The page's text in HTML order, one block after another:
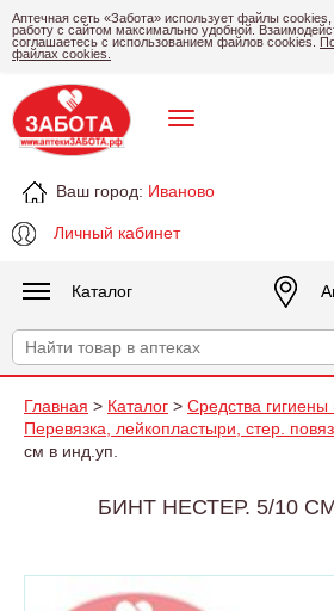
Аптечная сеть «Забота» использует файлы
работу с сайтом максимально удобной.
соглашаетесь с использованием файлов cookies.
файлах cookies.
Ваш город: Иваново
Личный кабинет
Каталог
Главная > Каталог > Средства
Перевязка, лейкопластыри, стер.
см в инд.уп.
БИНТ НЕСТЕР. 5/10